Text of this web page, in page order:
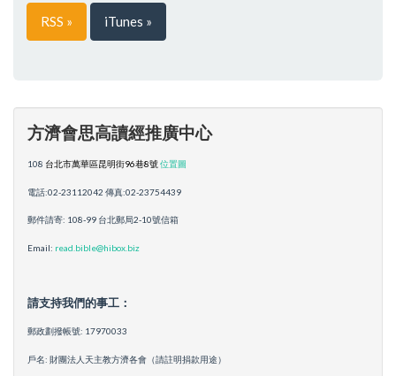
RSS » iTunes »
方濟會思高讀經推廣中心
108 台北市萬華區昆明街96巷8號位置圖
電話:02-23112042 傳真:02-23754439
郵件請寄: 108-99 台北郵局2-10號信箱
Email: read.bible@hibox.biz
請支持我們的事工：
郵政劃撥帳號: 17970033
戶名: 財團法人天主教方濟各會（請註明捐款用途）